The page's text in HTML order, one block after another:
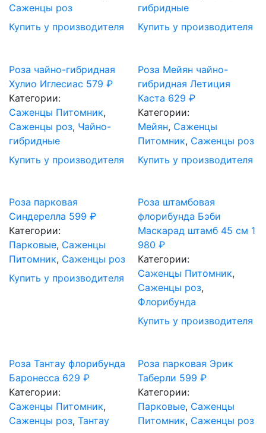
Саженцы роз
Купить у производителя
гибридные
Купить у производителя
Роза чайно-гибридная
Хулио Иглесиас 579 ₽
Категории:
Саженцы Питомник,
Саженцы роз, Чайно-
гибридные
Купить у производителя
Роза Мейян чайно-
гибридная Летиция
Каста 629₽
Категории:
Мейян, Саженцы
Питомник, Саженцы роз
Купить у производителя
Роза парковая
Синдерелла 599 ₽
Категории:
Парковые, Саженцы
Питомник, Саженцы роз
Купить у производителя
Роза штамбовая
флорибунда Бэби
Маскарад штамб 45 см 1
980₽
Категории:
Саженцы Питомник,
Саженцы роз,
Флорибунда
Купить у производителя
Роза Тантау флорибунда
Баронесса 629 ₽
Категории:
Саженцы Питомник,
Саженцы роз, Тантау
Роза парковая Эрик
Таберли 599₽
Категории:
Парковые, Саженцы
Питомник, Саженцы роз